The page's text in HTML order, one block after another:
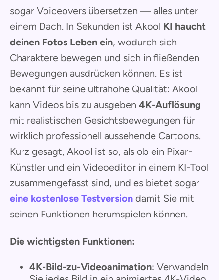
sogar Voiceovers übersetzen — alles unter
einem Dach. In Sekunden ist Akool KI haucht
deinen Fotos Leben ein, wodurch sich
Charaktere bewegen und sich in fließenden
Bewegungen ausdrücken können. Es ist
bekannt für seine ultrahohe Qualität: Akool
kann Videos bis zu ausgeben 4K-Auflösung
mit realistischen Gesichtsbewegungen für
wirklich professionell aussehende Cartoons.
Kurz gesagt, Akool ist so, als ob ein Pixar-
Künstler und ein Videoeditor in einem KI-Tool
zusammengefasst sind, und es bietet sogar
eine kostenlose Testversion damit Sie mit
seinen Funktionen herumspielen können.
Die wichtigsten Funktionen:
4K-Bild-zu-Videoanimation: Verwandeln